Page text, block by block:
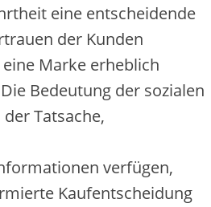
e‬ine entscheidende
d‬er Kunden
Marke erheblich
Bedeutung d‬er sozialen
Tatsache,
verfügen,
Kaufentscheidung